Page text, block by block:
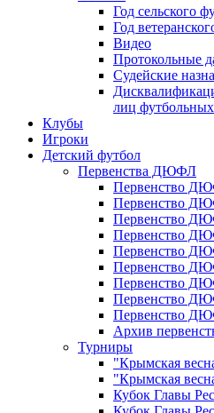
Год сельского
Год
Видео
Протокольные
Судейские
лиц
Клубы
Игроки
Детский футбол
Первенства ДЮФЛ
Первенство
Первенство
Первенство
Первенство
Первенство
Первенство
Первенство
Первенство
Первенство
Архив
Турниры
"Крымская
"Крымская
Кубок Главы